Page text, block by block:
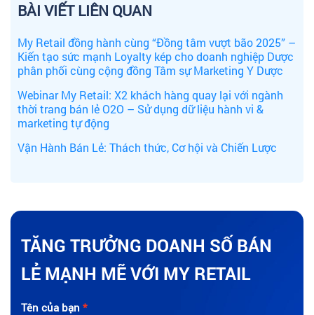
BÀI VIẾT LIÊN QUAN
My Retail đồng hành cùng “Đồng tâm vượt bão 2025” –
Kiến tạo sức mạnh Loyalty kép cho doanh nghiệp Dược
phân phối cùng cộng đồng Tâm sự Marketing Y Dược
Webinar My Retail: X2 khách hàng quay lại với ngành
thời trang bán lẻ O2O – Sử dụng dữ liệu hành vi &
marketing tự động
Vận Hành Bán Lẻ: Thách thức, Cơ hội và Chiến Lược
TĂNG TRƯỞNG DOANH SỐ BÁN
LẺ MẠNH MẼ VỚI MY RETAIL
Tên của bạn